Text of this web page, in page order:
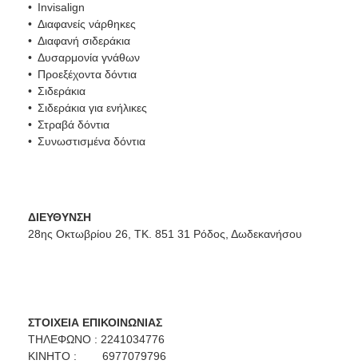
Invisalign
Διαφανείς νάρθηκες
Διαφανή σιδεράκια
Δυσαρμονία γνάθων
Προεξέχοντα δόντια
Σιδεράκια
Σιδεράκια για ενήλικες
Στραβά δόντια
Συνωστισμένα δόντια
ΔΙΕΥΘΥΝΣΗ
28ης Οκτωβρίου 26, ΤΚ. 851 31 Ρόδος, Δωδεκανήσου
ΣΤΟΙΧΕΙΑ ΕΠΙΚΟΙΝΩΝΙΑΣ
ΤΗΛΕΦΩΝΟ : 2241034776
ΚΙΝΗΤΟ : 6977079796